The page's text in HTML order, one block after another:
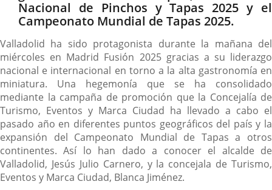
Nacional de Pinchos y Tapas 2025 y el
Campeonato Mundial de Tapas 2025.
Valladolid ha sido protagonista durante la mañana del
miércoles en Madrid Fusión 2025 gracias a su liderazgo
nacional e internacional en torno a la alta gastronomía en
miniatura. Una hegemonía que se ha consolidado
mediante la campaña de promoción que la Concejalía de
Turismo, Eventos y Marca Ciudad ha llevado a cabo el
pasado año en diferentes puntos geográficos del país y la
expansión del Campeonato Mundial de Tapas a otros
continentes. Así lo han dado a conocer el alcalde de
Valladolid, Jesús Julio Carnero, y la concejala de Turismo,
Eventos y Marca Ciudad, Blanca Jiménez.